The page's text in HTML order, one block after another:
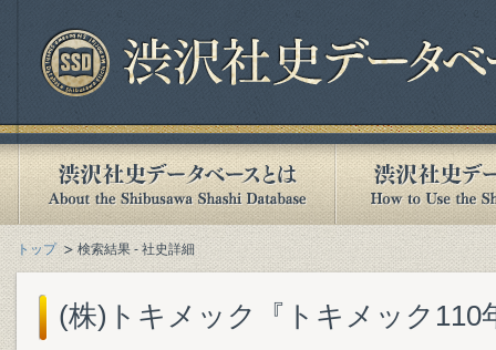
トップ 検索結果 - 社史詳細
(株)トキメック『トキメック110